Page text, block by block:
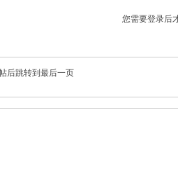
您需要登录后
后跳转到最后一页